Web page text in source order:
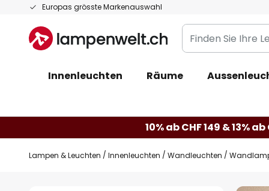
Europas grösste Markenauswahl
Zum
springen
Finden
Sie
Leuchte...
Innenleuchten Räume
10% ab CHF 149 & 13%
Lampen & Leuchten Innenleuchten Wandleuchten